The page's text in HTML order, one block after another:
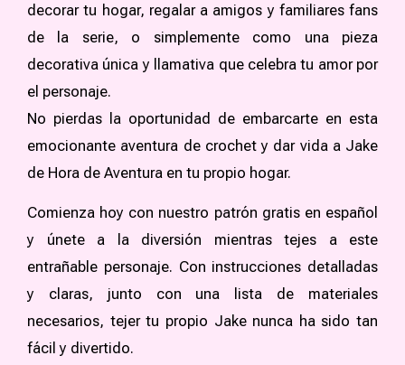
decorar tu hogar, regalar a amigos y familiares fans
de la serie, o simplemente como una pieza
decorativa única y llamativa que celebra tu amor por
el personaje.
No pierdas la oportunidad de embarcarte en esta
emocionante aventura de crochet y dar vida a Jake
de Hora de Aventura en tu propio hogar.
Comienza hoy con nuestro patrón gratis en español
y únete a la diversión mientras tejes a este
entrañable personaje. Con instrucciones detalladas
y claras, junto con una lista de materiales
necesarios, tejer tu propio Jake nunca ha sido tan
fácil y divertido.